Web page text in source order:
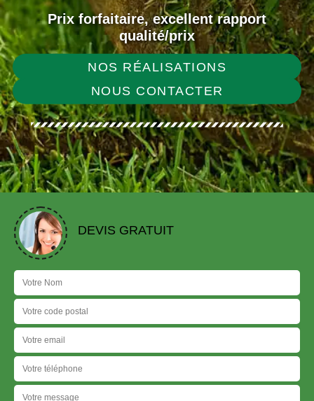
Prix forfaitaire, excellent rapport
qualité/prix
NOS RÉALISATIONS
NOUS CONTACTER
DEVIS GRATUIT